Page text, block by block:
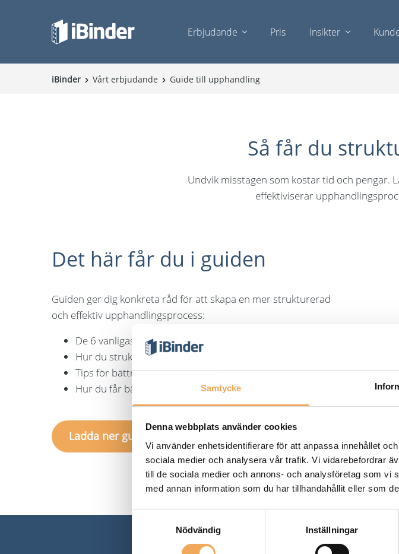
Samtycke
Denna webbplats använder cookies
Vi använder enhetsidentifierare för att anpassa innehållet
sociala medier och analysera vår trafik. Vi vidarebefordrar
till de sociala medier och annons- och analysföretag som vi
med annan information som du har tillhandahållit eller som
Samtyckesval
Nödvändig
Inställningar
Erbjudande Pris Insikter
iBinder Vårt erbjudande Guide till upphandling
Så får du
Undvik misstagen som kostar tid och pengar.
effektiviserar
Det här får du i guiden
Guiden ger dig konkreta råd för att skapa en mer strukturerad
och effektiv upphandlingsprocess:
De 6 vanligaste misstagen – och hur du undviker dem
Hur du strukturerar dokument och information
Tips för bättre samarbete mellan alla parter
Hur du får bättre kontroll genom hela processen
Ladda ner guide